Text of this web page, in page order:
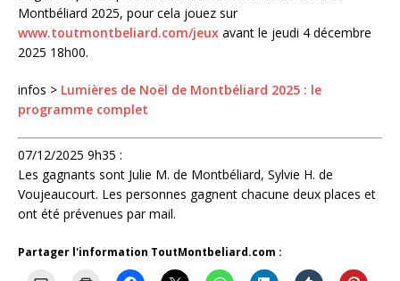
Montbéliard 2025, pour cela jouez sur
www.toutmontbeliard.com/jeux avant le jeudi 4 décembre
2025 18h00.
infos > Lumières de Noël de Montbéliard 2025 : le
programme complet
07/12/2025 9h35 :
Les gagnants sont Julie M. de Montbéliard, Sylvie H. de
Voujeaucourt. Les personnes gagnent chacune deux places et
ont été prévenues par mail.
Partager l'information ToutMontbeliard.com :